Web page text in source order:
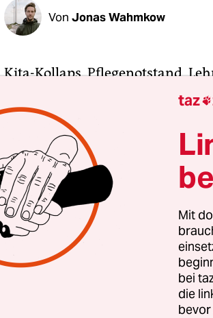
Von Jonas Wahmkow
Kita-Kollaps, Pflegenotstand,
im Sozialbereich sind vielfältig,
Fachkräftemangel ist
haben, einem Mindestauftrag
ihren Jobs gerecht zu werden.
taz 
Mit
bei
die
bevor